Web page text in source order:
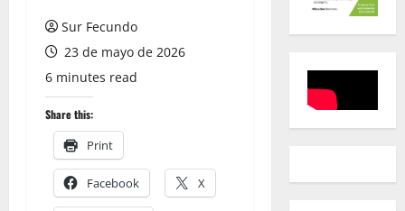
Sur Fecundo
23 de mayo de 2026
6 minutes read
Share this:
Print
Facebook X